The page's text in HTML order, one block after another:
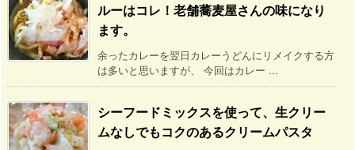
ルーはコレ！老舗蕎麦屋さんの味になり
ます。
余ったカレーを翌日カレーうどんにリメイクする方
は多いと思いますが、 今回はカレー ...
シーフードミックスを使って、生クリー
ムなしでもコクのあるクリームパスタ